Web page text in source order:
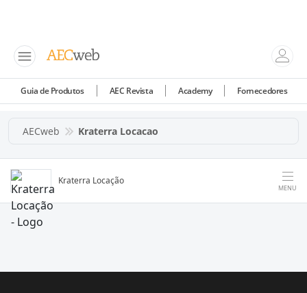
Guia de Produtos AEC Revista Academy Fornecedores
AECweb Kraterra Locacao
Kraterra Locação
MENU